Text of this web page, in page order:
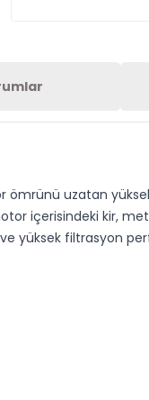
ömrünü uzatan
içerisindeki kir,
yüksek filtrasyon